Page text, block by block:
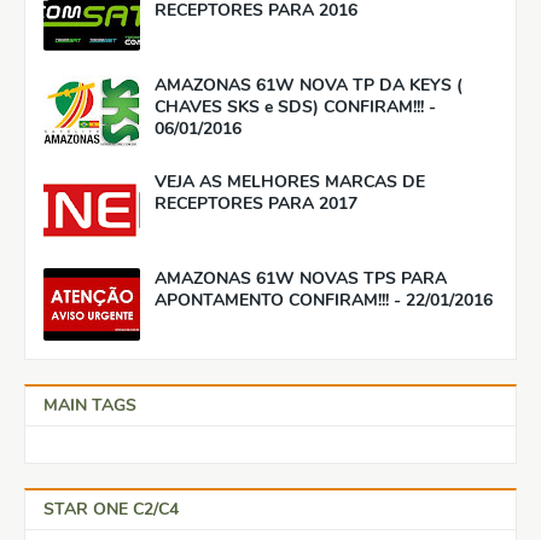
RECEPTORES PARA 2016
AMAZONAS 61W NOVA TP DA KEYS (
CHAVES SKS e SDS) CONFIRAM!!! -
06/01/2016
VEJA AS MELHORES MARCAS DE
RECEPTORES PARA 2017
AMAZONAS 61W NOVAS TPS PARA
APONTAMENTO CONFIRAM!!! - 22/01/2016
MAIN TAGS
STAR ONE C2/C4